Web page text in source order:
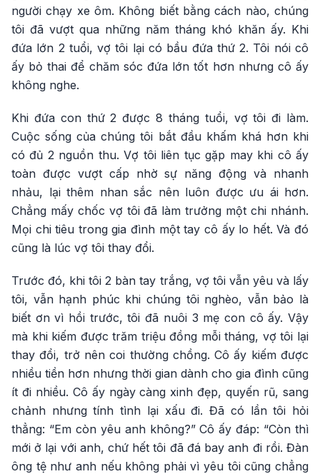
người chạy xe ôm. Không biết bằng cách nào, chúng
tôi đã vượt qua những năm tháng khó khăn ấy. Khi
đứa lớn 2 tuổi, vợ tôi lại có bầu đứa thứ 2. Tôi nói cô
ấy bỏ thai để chăm sóc đứa lớn tốt hơn nhưng cô ấy
không nghe.
Khi đứa con thứ 2 được 8 tháng tuổi, vợ tôi đi làm.
Cuộc sống của chúng tôi bắt đầu khấm khá hơn khi
có đủ 2 nguồn thu. Vợ tôi liên tục gặp may khi cô ấy
toàn được vượt cấp nhờ sự năng động và nhanh
nhảu, lại thêm nhan sắc nên luôn được ưu ái hơn.
Chẳng mấy chốc vợ tôi đã làm trưởng một chi nhánh.
Mọi chi tiêu trong gia đình một tay cô ấy lo hết. Và đó
cũng là lúc vợ tôi thay đổi.
Trước đó, khi tôi 2 bàn tay trắng, vợ tôi vẫn yêu và lấy
tôi, vẫn hạnh phúc khi chúng tôi nghèo, vẫn bảo là
biết ơn vì hồi trước, tôi đã nuôi 3 mẹ con cô ấy. Vậy
mà khi kiếm được trăm triệu đồng mỗi tháng, vợ tôi lại
thay đổi, trở nên coi thường chồng. Cô ấy kiếm được
nhiều tiền hơn nhưng thời gian dành cho gia đình cũng
ít đi nhiều. Cô ấy ngày càng xinh đẹp, quyến rũ, sang
chảnh nhưng tính tình lại xấu đi. Đã có lần tôi hỏi
thẳng: “Em còn yêu anh không?” Cô ấy đáp: “Còn thì
mới ở lại với anh, chứ hết tôi đã đá bay anh đi rồi. Đàn
ông tệ như anh nếu không phải vì yêu tôi cũng chẳng